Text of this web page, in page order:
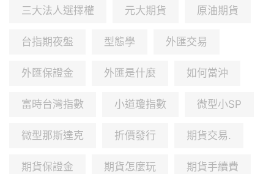
三大法人選擇權 元大期貨 原油期貨
台指期夜盤 型態學 外匯交易
外匯保證金 外匯是什麼 如何當沖
富時台灣指數 小道瓊指數 微型小SP
微型那斯達克 折價發行 期貨交易.
期貨保證金 期貨怎麼玩 期貨手續費